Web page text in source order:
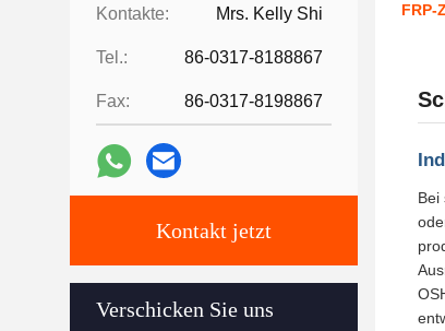
Kontakte: Mrs. Kelly Shi
Tel.: 86-0317-8188867
Fax: 86-0317-8198867
Kontakt jetzt
Verschicken Sie uns
FRP-
Bei